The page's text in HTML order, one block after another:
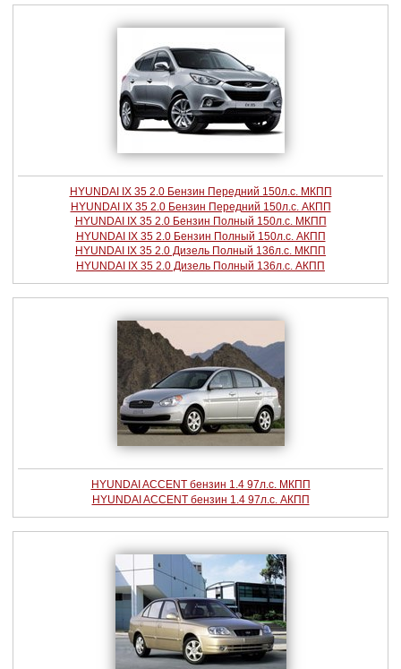
HYUNDAI IX 35 2.0 Бензин Передний 150л.с. МКПП
HYUNDAI IX 35 2.0 Бензин Передний 150л.с. АКПП
HYUNDAI IX 35 2.0 Бензин Полный 150л.с. МКПП
HYUNDAI IX 35 2.0 Бензин Полный 150л.с. АКПП
HYUNDAI IX 35 2.0 Дизель Полный 136л.с. МКПП
HYUNDAI IX 35 2.0 Дизель Полный 136л.с. АКПП
HYUNDAI ACCENT бензин 1.4 97л.с. МКПП
HYUNDAI ACCENT бензин 1.4 97л.с. АКПП